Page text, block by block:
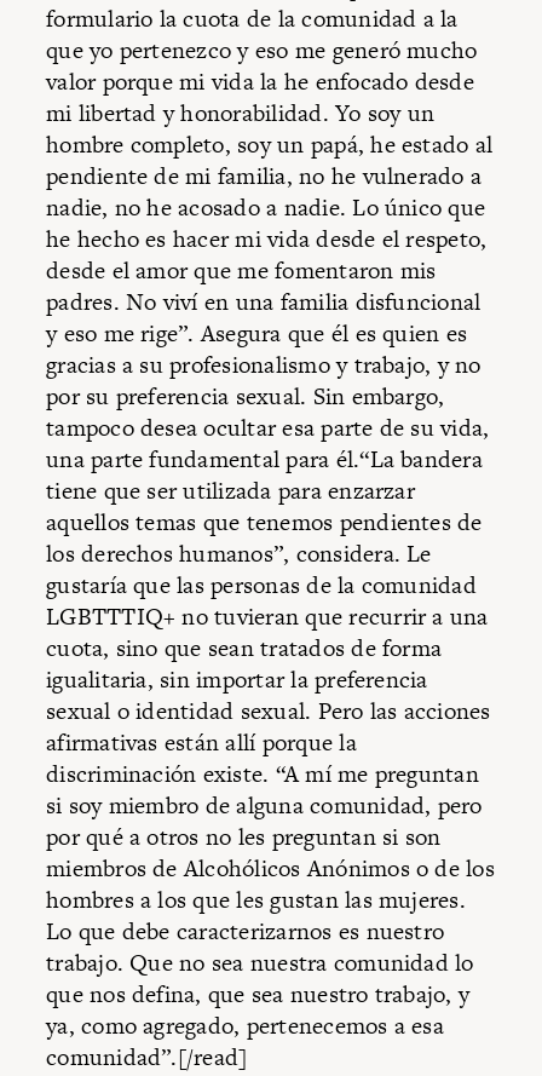
formulario la cuota de la comunidad a la
que yo pertenezco y eso me generó mucho
valor porque mi vida la he enfocado desde
mi libertad y honorabilidad. Yo soy un
hombre completo, soy un papá, he estado al
pendiente de mi familia, no he vulnerado a
nadie, no he acosado a nadie. Lo único que
he hecho es hacer mi vida desde el respeto,
desde el amor que me fomentaron mis
padres. No viví en una familia disfuncional
y eso me rige”. Asegura que él es quien es
gracias a su profesionalismo y trabajo, y no
por su preferencia sexual. Sin embargo,
tampoco desea ocultar esa parte de su vida,
una parte fundamental para él.“La bandera
tiene que ser utilizada para enzarzar
aquellos temas que tenemos pendientes de
los derechos humanos”, considera. Le
gustaría que las personas de la comunidad
LGBTTTIQ+ no tuvieran que recurrir a una
cuota, sino que sean tratados de forma
igualitaria, sin importar la preferencia
sexual o identidad sexual. Pero las acciones
afirmativas están allí porque la
discriminación existe. “A mí me preguntan
si soy miembro de alguna comunidad, pero
por qué a otros no les preguntan si son
miembros de Alcohólicos Anónimos o de los
hombres a los que les gustan las mujeres.
Lo que debe caracterizarnos es nuestro
trabajo. Que no sea nuestra comunidad lo
que nos defina, que sea nuestro trabajo, y
ya, como agregado, pertenecemos a esa
comunidad”.[/read]